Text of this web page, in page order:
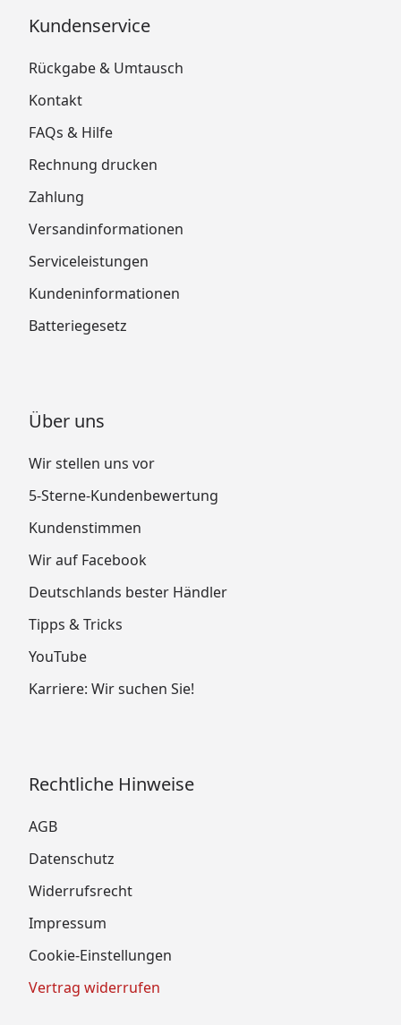
Kundenservice
Rückgabe & Umtausch
Kontakt
FAQs & Hilfe
Rechnung drucken
Zahlung
Versandinformationen
Serviceleistungen
Kundeninformationen
Batteriegesetz
Über uns
Wir stellen uns vor
5-Sterne-Kundenbewertung
Kundenstimmen
Wir auf Facebook
Deutschlands bester Händler
Tipps & Tricks
YouTube
Karriere: Wir suchen Sie!
Rechtliche Hinweise
AGB
Datenschutz
Widerrufsrecht
Impressum
Cookie-Einstellungen
Vertrag widerrufen